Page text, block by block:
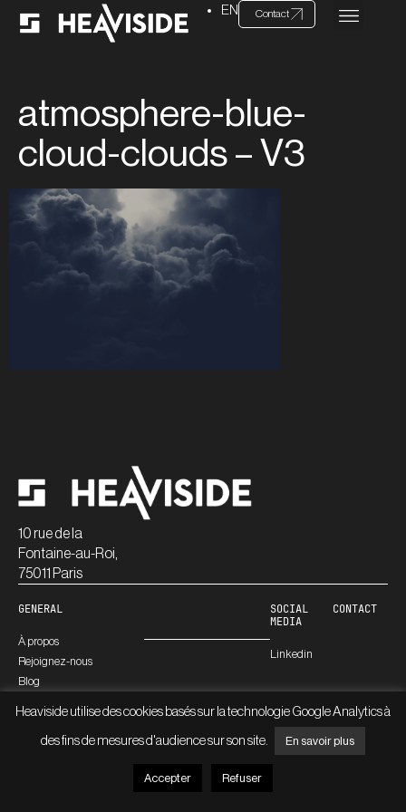
EN Contact
atmosphere-blue-
cloud-clouds – V3
10 rue de la
Fontaine-au-Roi,
75011 Paris
GENERAL
À propos
Rejoignez-nous
Blog
SOCIAL
MEDIA
Linkedin
CONTACT
© HEAVISIDEINFORMATIONS LÉGALES
Heaviside utilise des cookies basés sur la technologie Google Analytics à
des fins de mesures d'audience sur son site. En savoir plus
Accepter Refuser